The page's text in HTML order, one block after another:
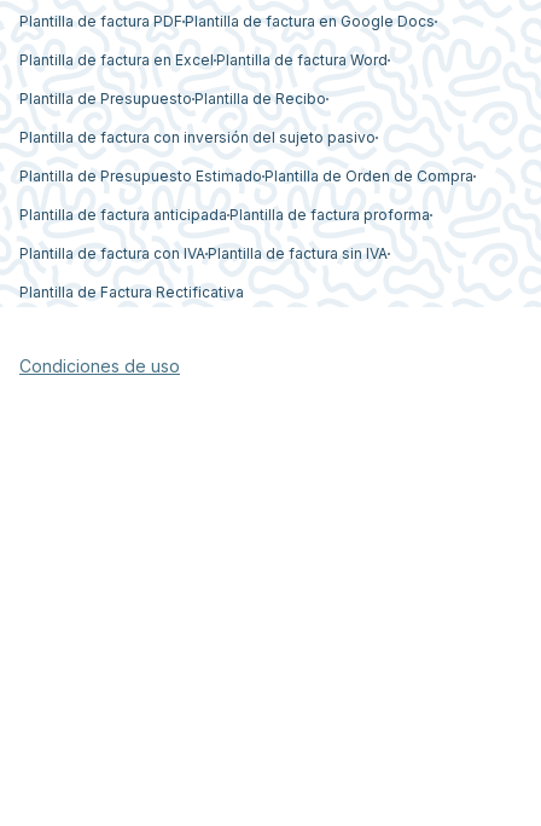
Plantilla de factura PDF Plantilla de factura en Google Docs
Plantilla de factura en Excel Plantilla de factura Word
Plantilla de Presupuesto Plantilla de Recibo
Plantilla de factura con inversión del sujeto pasivo
Plantilla de Presupuesto Estimado Plantilla de Orden de Compra
Plantilla de factura anticipada Plantilla de factura proforma
Plantilla de factura con IVAPlantilla de factura sin IVA
Plantilla de Factura Rectificativa
Condiciones de uso